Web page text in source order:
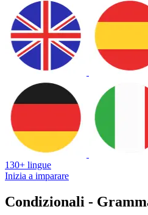
130+ lingue
Inizia a imparare
Condizionali -